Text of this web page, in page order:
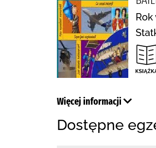
Rok
Więcej informacji
Dostępne